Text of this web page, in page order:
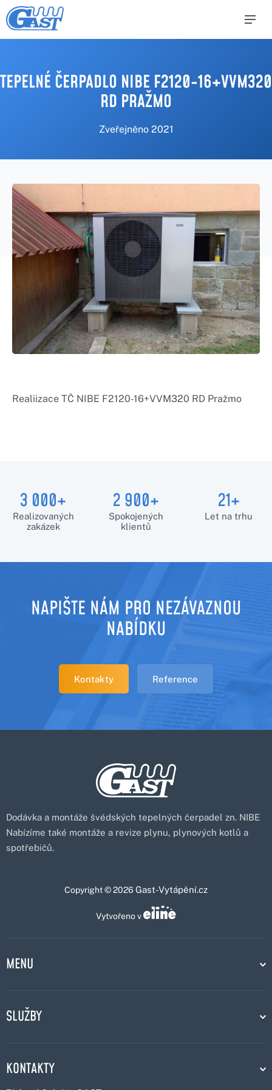
TEPELNÉ ČERPADLO NIBE F2120-16+VVM320
RD PRAŽMO
Zveřejněno 2021
Realiizace TČ NIBE F2120-16+VVM320 RD Pražmo
3 000+
Realizovaných
zakázek
2 900+
Spokojených
klientů
21+
Let na trhu
NAPIŠTE NÁM PRO NEZÁVAZNOU
NABÍDKU
Kontakty Reference
Dodávka a montáže švédských tepelných čerpadel zn. NIBE
Nabízíme také montáže a revize plynu, plynových kotlů a
spotřebičů.
Copyright © 2026 Gast-Vytápění.cz
Vytvořeno v
MENU
SLUŽBY
KONTAKTY